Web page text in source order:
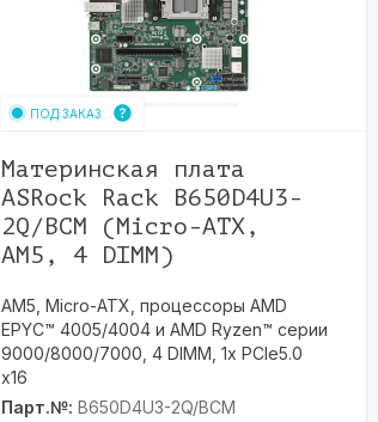
ПОД ЗАКАЗ
Материнская плата
ASRock Rack B650D4U3-
2Q/BCM (Micro-ATX,
AM5, 4 DIMM)
AM5, Micro-ATX, процессоры AMD
EPYC™ 4005/4004 и AMD Ryzen™ серии
9000/8000/7000, 4 DIMM, 1x PCIe5.0
x16
Парт.№: B650D4U3-2Q/BCM